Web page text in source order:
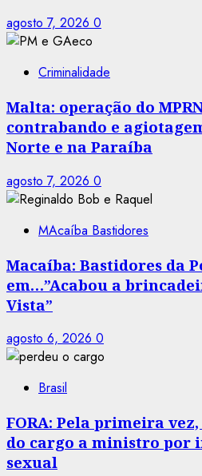
agosto 7, 2026 0
Criminalidade
Malta: operação do
contrabando e
Norte e na Paraíba
agosto 7, 2026 0
MAcaíba Bastidores
Macaíba: Bastidores da
em…”Acabou a
Vista”
agosto 6, 2026 0
Brasil
FORA: Pela primeira
do cargo a ministro por
sexual